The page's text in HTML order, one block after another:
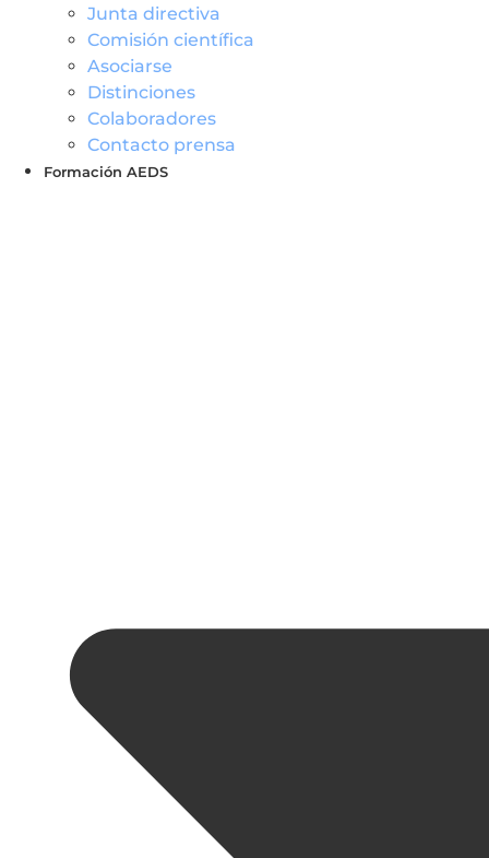
Junta directiva
Comisión científica
Asociarse
Distinciones
Colaboradores
Contacto prensa
Formación AEDS